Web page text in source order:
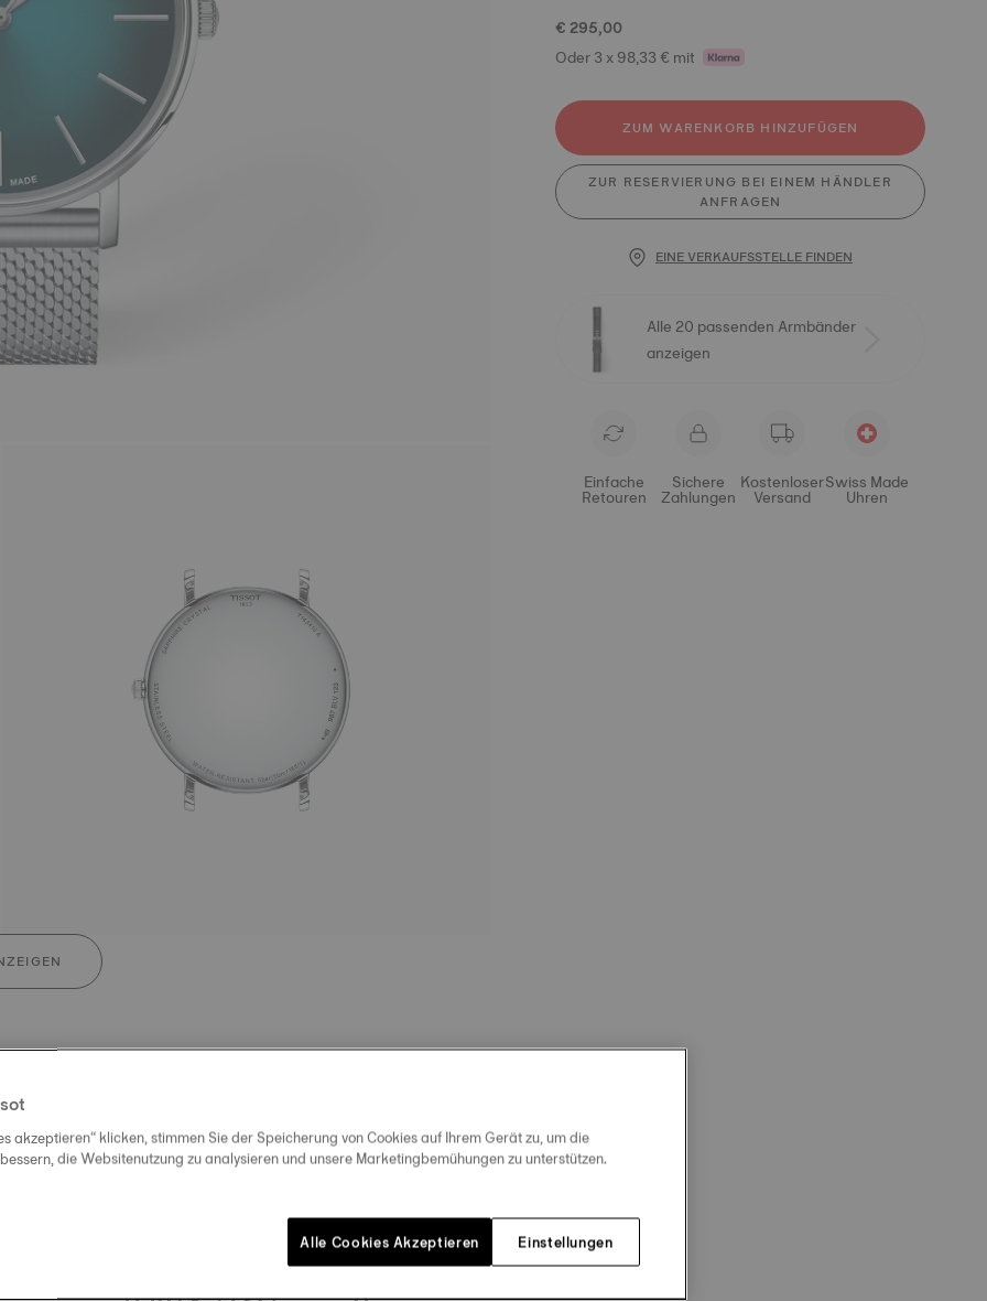
€ 295,00
Oder 3 x 98,33 € mit
ZUM WARENKORB HINZUFÜGEN
ZUR RESERVIERUNG BEI EINEM HÄNDLER
ANFRAGEN
EINE VERKAUFSSTELLE FINDEN
Alle 20 passenden Armbänder
anzeigen
Einfache
Retouren
Sichere
Zahlungen
Kostenloser
Versand
Swiss Made
Uhren
Technische Spezifikationen
akzeptieren“ klicken, stimmen Sie der Speicherung von Cookies auf Ihrem Gerät zu, um die
die Websitenutzung zu analysieren und unsere Marketingbemühungen zu unterstützen.
Einstellungen
Alle Cookies Akzeptieren